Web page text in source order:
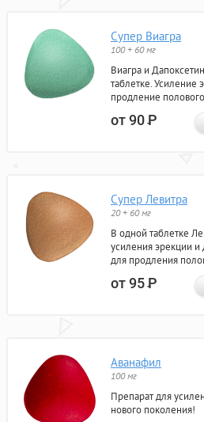
Супер Виагра
100 + 60 мг
Виагра и
таблетке. Усиление
продление
от 90Р
Супер Левитра
20 + 60 мг
В одной таблетке
усиления эрекции и
для продления
от 95Р
Аванафил
100 мг
Препарат для
нового поколения!